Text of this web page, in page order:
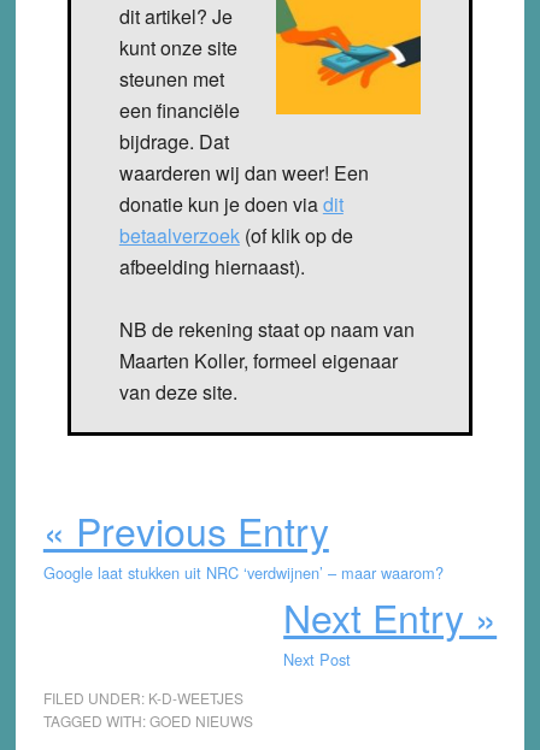
dit artikel? Je
kunt onze site
steunen met
een financiële
bijdrage. Dat
waarderen wij dan weer! Een
donatie kun je doen viadit
betaalverzoek(of klik op de
afbeelding hiernaast).
NB de rekening staat op naam van
Maarten Koller, formeel eigenaar
van deze site.
« Previous Entry
Google laat stukken uit NRC ‘verdwijnen’ – maar waarom?
Next Entry »
Next Post
FILED UNDER: K-D-WEETJES
TAGGED WITH:GOED NIEUWS